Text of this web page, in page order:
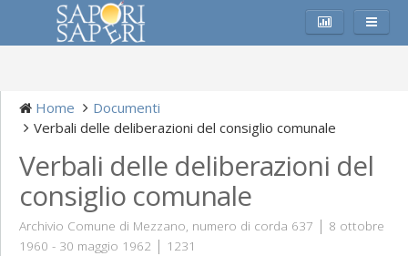
Home
Documenti
Verbali delle deliberazioni del consiglio comunale
Verbali delle deliberazioni del
consiglio comunale
Archivio Comune di Mezzano, numero di corda 637 | 8 ottobre
1960 - 30 maggio 1962 | 1231